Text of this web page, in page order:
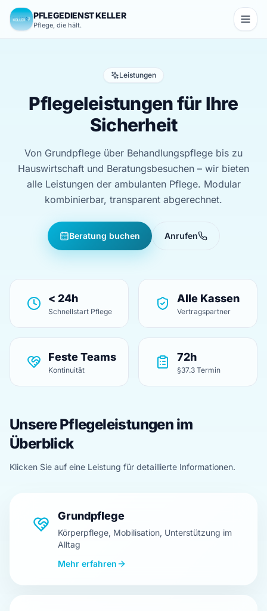
Zum Inhalt springen
PFLEGEDIENST KELLER
Pflege, die hält.
Leistungen
Pflegeleistungen für Ihre
Sicherheit
Von Grundpflege über Behandlungspflege bis zu
Hauswirtschaft und Beratungsbesuchen – wir bieten
alle Leistungen der ambulanten Pflege. Modular
kombinierbar, transparent abgerechnet.
Beratung buchen Anrufen
< 24h
Schnellstart Pflege
Alle Kassen
Vertragspartner
Feste Teams
Kontinuität
72h
§37.3 Termin
Unsere Pflegeleistungen im
Überblick
Klicken Sie auf eine Leistung für detaillierte Informationen.
Grundpflege
Körperpflege, Mobilisation, Unterstützung im
Alltag
Mehr erfahren